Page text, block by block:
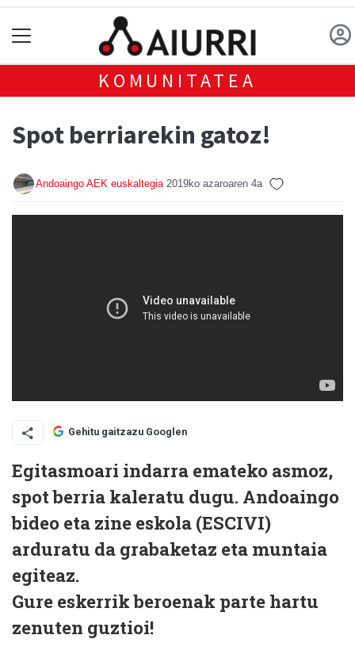
KOMUNITATEA
Spot berriarekin gatoz!
Andoaingo AEK euskaltegia 2019ko azaroaren 4a
Gehitu gaitzazu Googlen
Egitasmoari indarra emateko asmoz,
spot berria kaleratu dugu. Andoaingo
bideo eta zine eskola (ESCIVI)
arduratu da grabaketaz eta muntaia
egiteaz.
Gure eskerrik beroenak parte hartu
zenuten guztioi!